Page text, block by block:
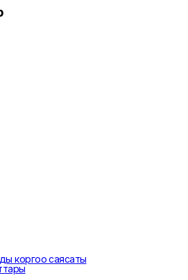
коргоо саясаты